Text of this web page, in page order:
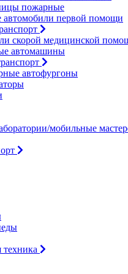
пожарные
первой помощи
скорой медицинской
автомашины
автофургоны
мобильные
техника